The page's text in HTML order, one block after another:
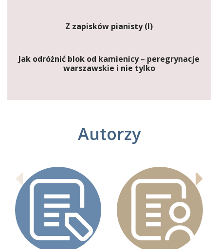
Z zapisków pianisty (I)
Jak odróżnić blok od kamienicy – peregrynacje
warszawskie i nie tylko
Autorzy